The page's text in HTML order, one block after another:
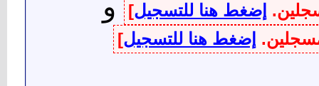
إضغط هنا للتسجيل] و
إضغط هنا للتسجيل]